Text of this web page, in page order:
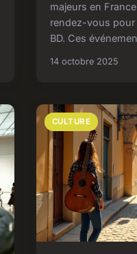
majeurs en
rendez-vous
BD. Ces
14 octobre 2025
CULTURE